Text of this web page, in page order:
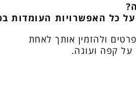
כל האפשרויות העומדות
ולהזמין אותך לאחת
על קפה ועוגה.